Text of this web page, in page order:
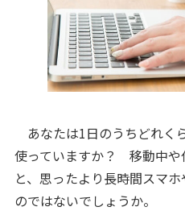
あなたは1日のうちどれく
使っていますか？ 移動中や
と、思ったより長時間スマ
のではないでしょうか。